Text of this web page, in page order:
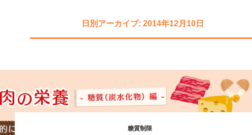
日別アーカイブ: 2014年12月10日
糖質制限